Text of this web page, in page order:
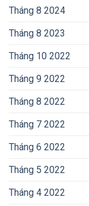
Tháng 8 2024
Tháng 8 2023
Tháng 10 2022
Tháng 9 2022
Tháng 8 2022
Tháng 7 2022
Tháng 6 2022
Tháng 5 2022
Tháng 4 2022